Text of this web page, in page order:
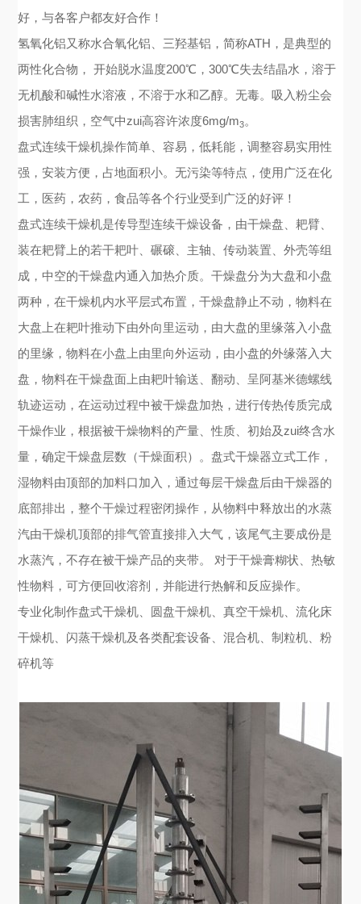
好，与各客户都友好合作！
氢氧化铝又称水合氧化铝、三羟基铝，简称ATH，是典型的
两性化合物， 开始脱水温度200℃，300℃失去结晶水，溶于
无机酸和碱性水溶液，不溶于水和乙醇。无毒。吸入粉尘会
损害肺组织，空气中zui高容许浓度6mg/m3。
盘式连续干燥机操作简单、容易，低耗能，调整容易实用性
强，安装方便，占地面积小。无污染等特点，使用广泛在化
工，医药，农药，食品等各个行业受到广泛的好评！
盘式连续干燥机是传导型连续干燥设备，由干燥盘、耙臂、
装在耙臂上的若干耙叶、碾磙、主轴、传动装置、外壳等组
成，中空的干燥盘内通入加热介质。干燥盘分为大盘和小盘
两种，在干燥机内水平层式布置，干燥盘静止不动，物料在
大盘上在耙叶推动下由外向里运动，由大盘的里缘落入小盘
的里缘，物料在小盘上由里向外运动，由小盘的外缘落入大
盘，物料在干燥盘面上由耙叶输送、翻动、呈阿基米德螺线
轨迹运动，在运动过程中被干燥盘加热，进行传热传质完成
干燥作业，根据被干燥物料的产量、性质、初始及zui终含水
量，确定干燥盘层数（干燥面积）。盘式干燥器立式工作，
湿物料由顶部的加料口加入，通过每层干燥盘后由干燥器的
底部排出，整个干燥过程密闭操作，从物料中释放出的水蒸
汽由干燥机顶部的排气管直接排入大气，该尾气主要成份是
水蒸汽，不存在被干燥产品的夹带。 对于干燥膏糊状、热敏
性物料，可方便回收溶剂，并能进行热解和反应操作。
专业化制作盘式干燥机、圆盘干燥机、真空干燥机、流化床
干燥机、闪蒸干燥机及各类配套设备、混合机、制粒机、粉
碎机等